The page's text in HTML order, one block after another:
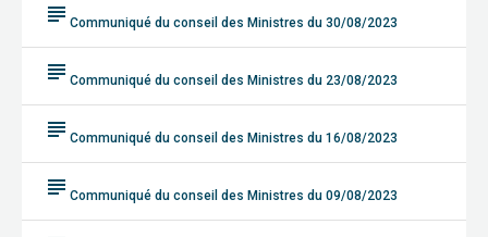
subject Communiqué du conseil des Ministres du 30/08/2023
subject Communiqué du conseil des Ministres du 23/08/2023
subject Communiqué du conseil des Ministres du 16/08/2023
subject Communiqué du conseil des Ministres du 09/08/2023